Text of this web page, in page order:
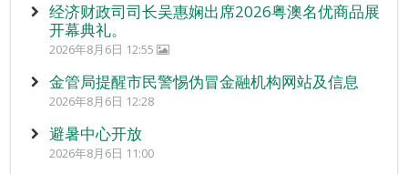
经济财政司司长吴惠娴出席2026粤澳名优商品展
开幕典礼。
2026年8月6日 12:55
金管局提醒市民警惕伪冒金融机构网站及信息
2026年8月6日 12:28
避暑中心开放
2026年8月6日 11:00